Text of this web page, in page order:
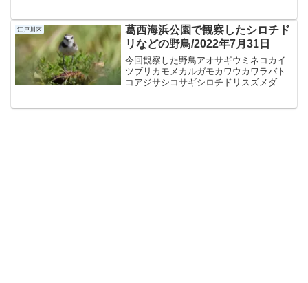
記録日時：2022/6/25（土）am場所：葛
西臨海公園・葛...
江戸川区
葛西海浜公園で観察したシロチド
リなどの野鳥/2022年7月31日
今回観察した野鳥アオサギウミネコカイ
ツブリカモメカルガモカワウカワラバト
コアジサシコサギシロチドリスズメダイ